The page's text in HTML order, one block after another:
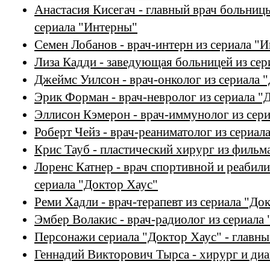
Анастасия Кисегач - главный врач
сериала "Интерны"
Семен Лобанов - врач-интерн из сериала
Лиза Кадди - заведующая больницей из
Джеймс Уилсон - врач-онколог из сериала
Эрик Форман - врач-невролог из сериала
Эллисон Кэмерон - врач-иммунолог из
Роберт Чейз - врач-реаниматолог из
Крис Тауб - пластический хирург из
Лоренс Катнер - врач спортивной и
сериала "Доктор Хаус"
Реми Хадли - врач-терапевт из сериала
Эмбер Волакис - врач-радиолог из
Персонажи сериала "Доктор Хаус" -
Геннадий Викторович Тырса - хирург и